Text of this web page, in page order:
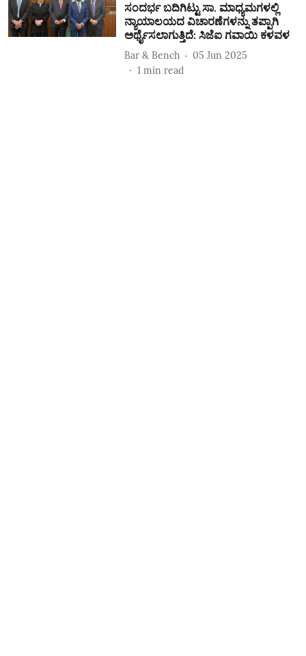
ಸಂದರ್ಭ ಬದಿಗಿಟ್ಟು ಸಾ. ಮಾಧ್ಯಮಗಳಲ್ಲಿ
ನ್ಯಾಯಾಲಯದ ವಿಚಾರಣೆಗಳನ್ನು ತಪ್ಪಾಗಿ
ಅರ್ಥೈಸಲಾಗುತ್ತಿದೆ: ಸಿಜೆಐ ಗವಾಯಿ ಕಳವಳ
Bar & Bench
05 Jun 2025
1 min read